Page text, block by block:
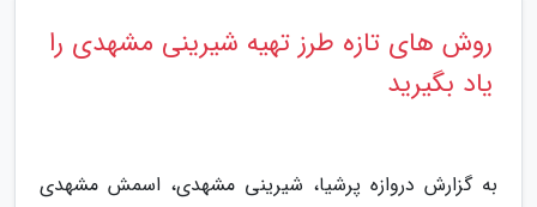
روش های تازه طرز تهیه شیرینی مشهدی را
یاد بگیرید
به گزارش دروازه پرشیا، شیرینی مشهدی، اسمش مشهدی